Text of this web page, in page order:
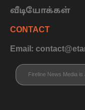
வீடியோக்கள்
CONTACT
Email:
Fireline News Media